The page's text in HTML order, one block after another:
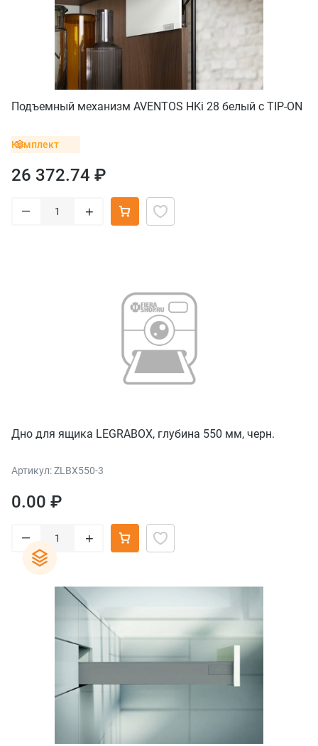
Подъемный механизм AVENTOS HKi 28 белый с TIP-ON
Комплект
26 372.74 ₽
– +
Дно для ящика LEGRABOX, глубина 550 мм, черн.
Артикул: ZLBX550-3
0.00 ₽
– +